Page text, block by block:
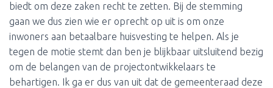
biedt om deze zaken recht te zetten. Bij de stemming
gaan we dus zien wie er oprecht op uit is om onze
inwoners aan betaalbare huisvesting te helpen. Als je
tegen de motie stemt dan ben je blijkbaar uitsluitend bezig
om de belangen van de projectontwikkelaars te
behartigen. Ik ga er dus van uit dat de gemeenteraad deze